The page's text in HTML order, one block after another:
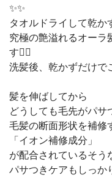
✨✨
タオルドライして乾か
究極の艶溢れるオーラ
す🙆‍♀️
洗髪後、乾かずだけで
髪を伸ばしてから
どうしても毛先がパサ
毛髪の断面形状を補修
「イオン補修成分」
が配合されているそう
パサつきケアもしっか